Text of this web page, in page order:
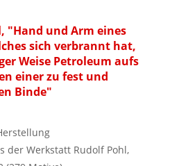
"Hand und Arm eines
sich verbrannt hat,
Weise Petroleum aufs
einer zu fest und
Binde"
der Werkstatt Rudolf Pohl,